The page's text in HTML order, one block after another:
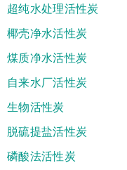
超纯水处理活性炭
椰壳净水活性炭
煤质净水活性炭
自来水厂活性炭
生物活性炭
脱硫提盐活性炭
磷酸法活性炭